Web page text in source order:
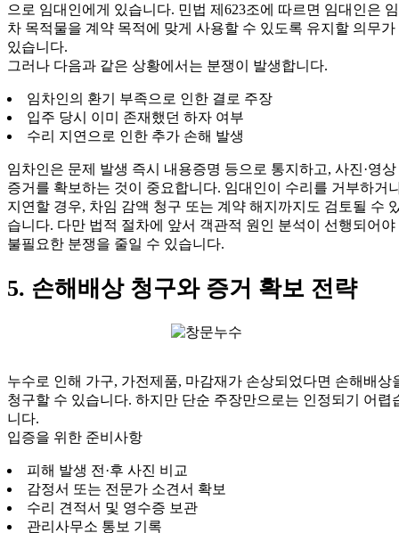
으로 임대인에게 있습니다. 민법 제623조에 따르면 임대인은 임
차 목적물을 계약 목적에 맞게 사용할 수 있도록 유지할 의무가
있습니다.
그러나 다음과 같은 상황에서는 분쟁이 발생합니다.
임차인의 환기 부족으로 인한 결로 주장
입주 당시 이미 존재했던 하자 여부
수리 지연으로 인한 추가 손해 발생
임차인은 문제 발생 즉시 내용증명 등으로 통지하고, 사진·영상
증거를 확보하는 것이 중요합니다. 임대인이 수리를 거부하거
지연할 경우, 차임 감액 청구 또는 계약 해지까지도 검토될 수
습니다. 다만 법적 절차에 앞서 객관적 원인 분석이 선행되어야
불필요한 분쟁을 줄일 수 있습니다.
5. 손해배상 청구와 증거 확보 전략
누수로 인해 가구, 가전제품, 마감재가 손상되었다면 손해배상
청구할 수 있습니다. 하지만 단순 주장만으로는 인정되기 어렵
니다.
입증을 위한 준비사항
피해 발생 전·후 사진 비교
감정서 또는 전문가 소견서 확보
수리 견적서 및 영수증 보관
관리사무소 통보 기록